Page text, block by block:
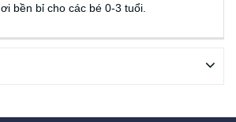
bền bỉ cho các bé 0-3 tuổi.